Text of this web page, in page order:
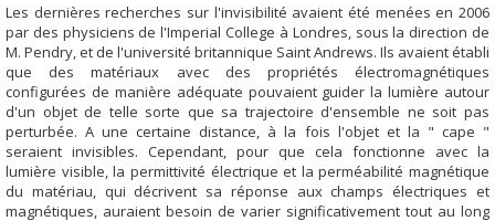
Les dernières recherches sur l'invisibilité avaient été menées en 2006
par des physiciens de l'Imperial College à Londres, sous la direction de
M. Pendry, et de l'université britannique Saint Andrews. Ils avaient établi
que des matériaux avec des propriétés électromagnétiques
configurées de manière adéquate pouvaient guider la lumière autour
d'un objet de telle sorte que sa trajectoire d'ensemble ne soit pas
perturbée. A une certaine distance, à la fois l'objet et la " cape "
seraient invisibles. Cependant, pour que cela fonctionne avec la
lumière visible, la permittivité électrique et la perméabilité magnétique
du matériau, qui décrivent sa réponse aux champs électriques et
magnétiques, auraient besoin de varier significativement tout au long